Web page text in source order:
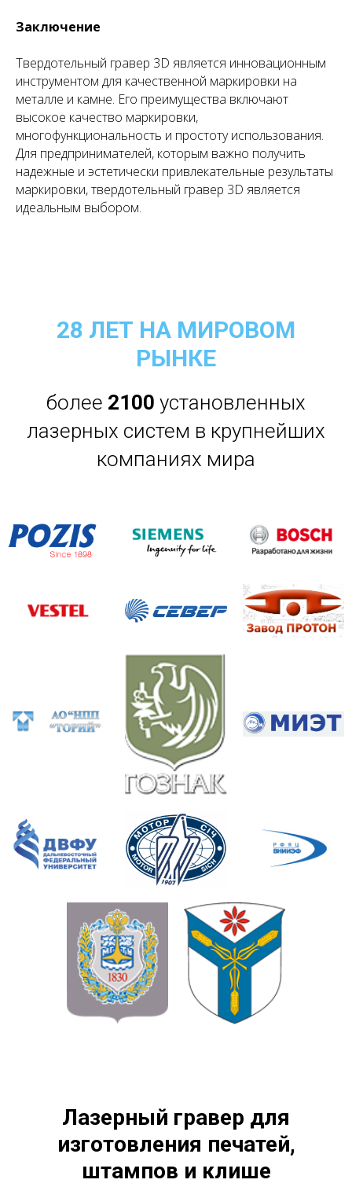
Заключение
Твердотельный гравер 3D является инновационным
инструментом для качественной маркировки на
металле и камне. Его преимущества включают
высокое качество маркировки,
многофункциональность и простоту использования.
Для предпринимателей, которым важно получить
надежные и эстетически привлекательные результаты
маркировки, твердотельный гравер 3D является
идеальным выбором.
28 ЛЕТ НА МИРОВОМ
РЫНКЕ
более 2100 установленных
лазерных систем в крупнейших
компаниях мира
Лазерный гравер для
изготовления печатей,
штампов и клише